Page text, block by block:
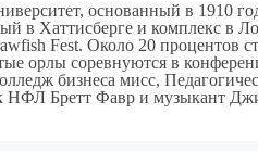
основанный в 1910
Хаттисберге и комплекс в
Fest. Около 20 процентов
орлы соревнуются в
бизнеса мисс,
Бретт Фавр и музыкант